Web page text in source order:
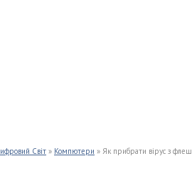
Світ » Компютери » Як прибрати вірус з